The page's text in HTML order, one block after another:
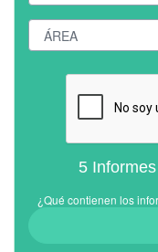
5
¿Qué contienen los